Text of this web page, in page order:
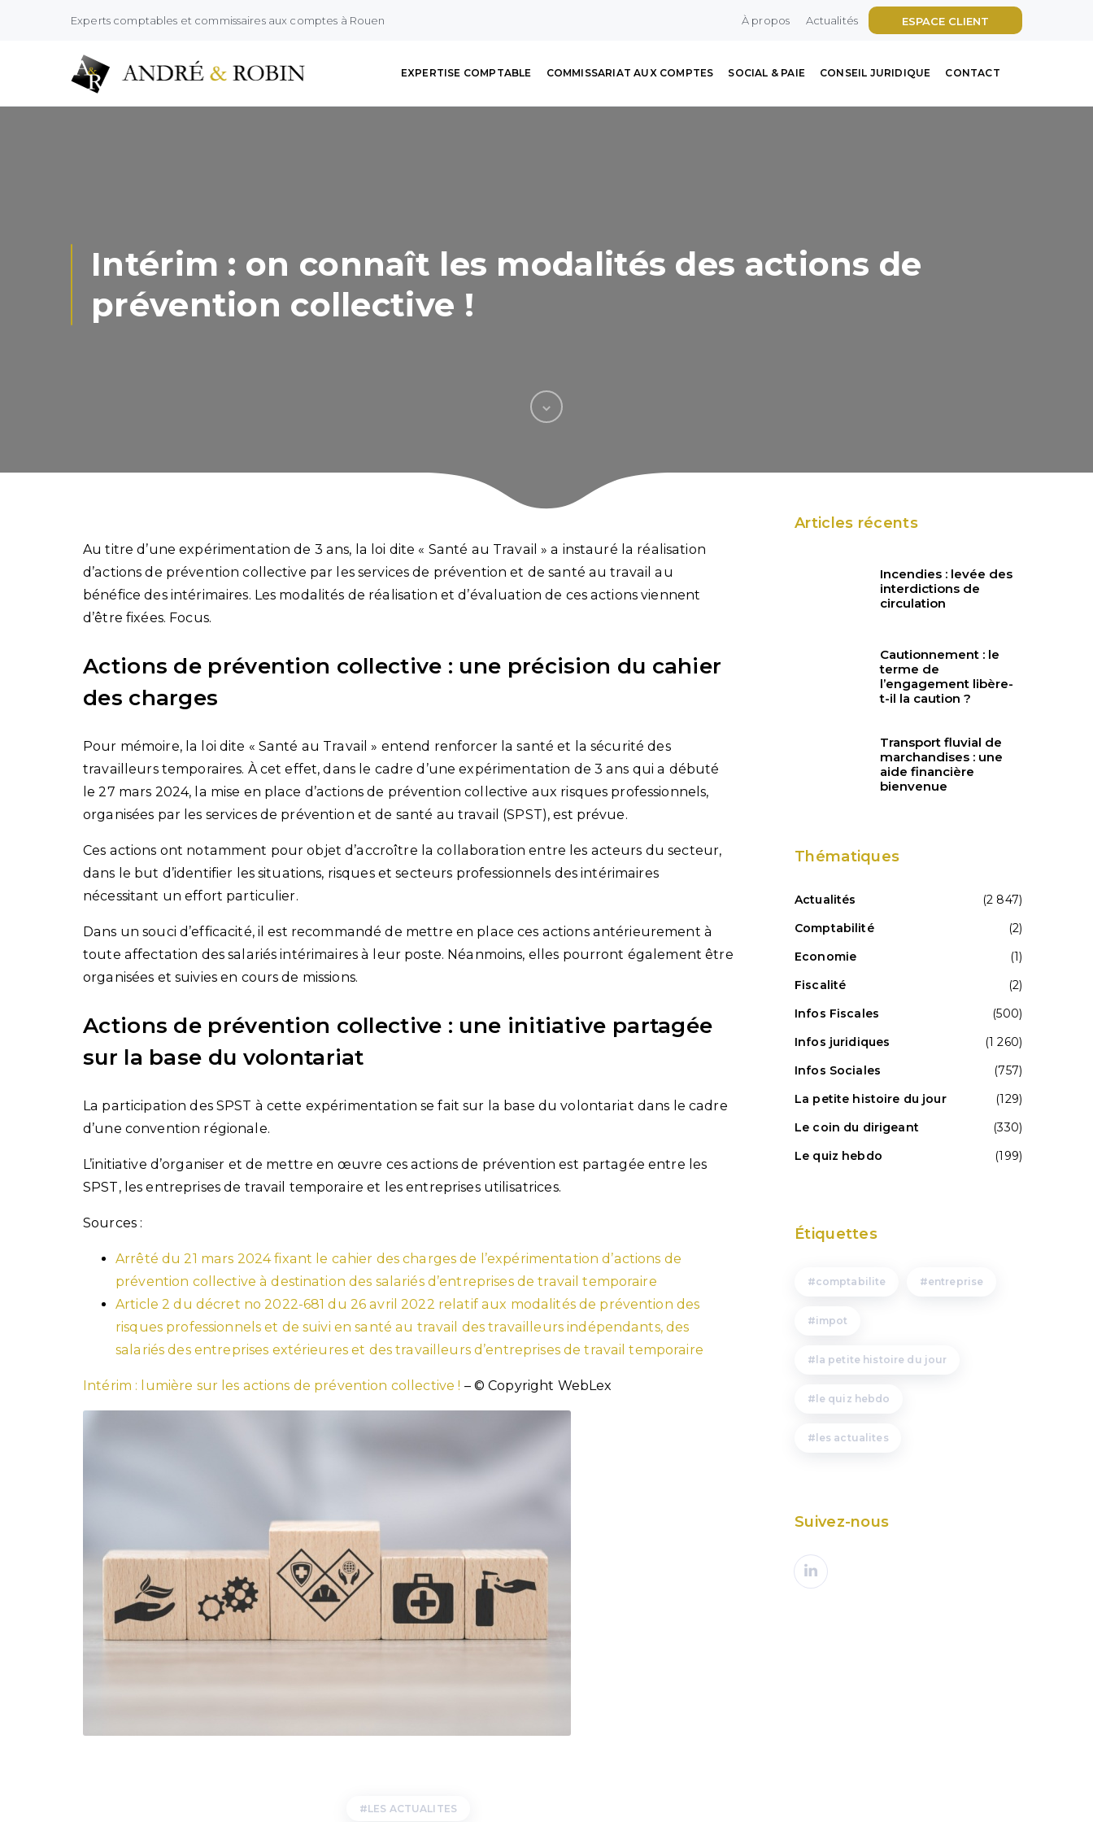
Experts comptables et commissaires aux comptes à Rouen ESPACE CLIENT
À propos Actualités
EXPERTISE COMPTABLE COMMISSARIAT AUX COMPTES SOCIAL & PAIE CONSEIL JURIDIQUE CONTACT
Intérim : on connaît les modalités des actions de
prévention collective !
Au titre d’une expérimentation de 3 ans, la loi dite « Santé au Travail » a instauré la réalisation
d’actions de prévention collective par les services de prévention et de santé au travail au
bénéfice des intérimaires. Les modalités de réalisation et d’évaluation de ces actions viennent
d’être fixées. Focus.
Actions de prévention collective : une précision du cahier
des charges
Pour mémoire, la loi dite « Santé au Travail » entend renforcer la santé et la sécurité des
travailleurs temporaires. À cet effet, dans le cadre d’une expérimentation de 3 ans qui a débuté
le 27 mars 2024, la mise en place d’actions de prévention collective aux risques professionnels,
organisées par les services de prévention et de santé au travail (SPST), est prévue.
Ces actions ont notamment pour objet d’accroître la collaboration entre les acteurs du secteur,
dans le but d’identifier les situations, risques et secteurs professionnels des intérimaires
nécessitant un effort particulier.
Dans un souci d’efficacité, il est recommandé de mettre en place ces actions antérieurement à
toute affectation des salariés intérimaires à leur poste. Néanmoins, elles pourront également être
organisées et suivies en cours de missions.
Actions de prévention collective : une initiative partagée
sur la base du volontariat
La participation des SPST à cette expérimentation se fait sur la base du volontariat dans le cadre
d’une convention régionale.
L’initiative d’organiser et de mettre en œuvre ces actions de prévention est partagée entre les
SPST, les entreprises de travail temporaire et les entreprises utilisatrices.
Sources :
Arrêté du 21 mars 2024 fixant le cahier des charges de l’expérimentation d’actions de
prévention collective à destination des salariés d’entreprises de travail temporaire
Article 2 du décret no 2022-681 du 26 avril 2022 relatif aux modalités de prévention des
risques professionnels et de suivi en santé au travail des travailleurs indépendants, des
salariés des entreprises extérieures et des travailleurs d’entreprises de travail temporaire
Intérim : lumière sur les actions de prévention collective ! – © Copyright WebLex
LES ACTUALITES
Articles récents
Incendies : levée des
interdictions de
circulation
Cautionnement : le
terme de
l’engagement libère-
t-il la caution ?
Transport fluvial de
marchandises : une
aide financière
bienvenue
Thématiques
Actualités
(2 847)
Comptabilité
(2)
Economie
(1)
Fiscalité
(2)
Infos Fiscales
(500)
Infos juridiques
(1 260)
Infos Sociales
(757)
La petite histoire du jour
(129)
Le coin du dirigeant
(330)
Le quiz hebdo
(199)
Étiquettes
comptabilite entreprise
impot
la petite histoire du jour
le quiz hebdo
les actualites
Suivez-nous